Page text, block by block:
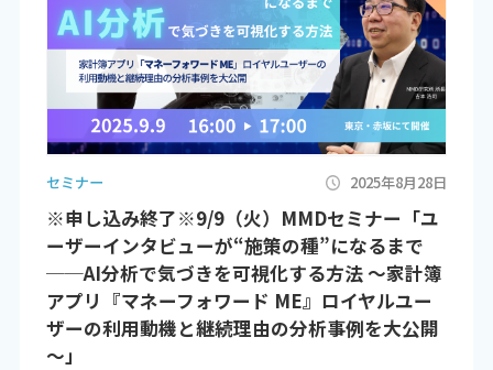
セミナー 2025年8月28日
※申し込み終了※9/9（火）MMDセミナー「ユ
ーザーインタビューが“施策の種”になるまで
──AI分析で気づきを可視化する方法 ～家計簿
アプリ『マネーフォワード ME』ロイヤルユー
ザーの利用動機と継続理由の分析事例を大公開
～」